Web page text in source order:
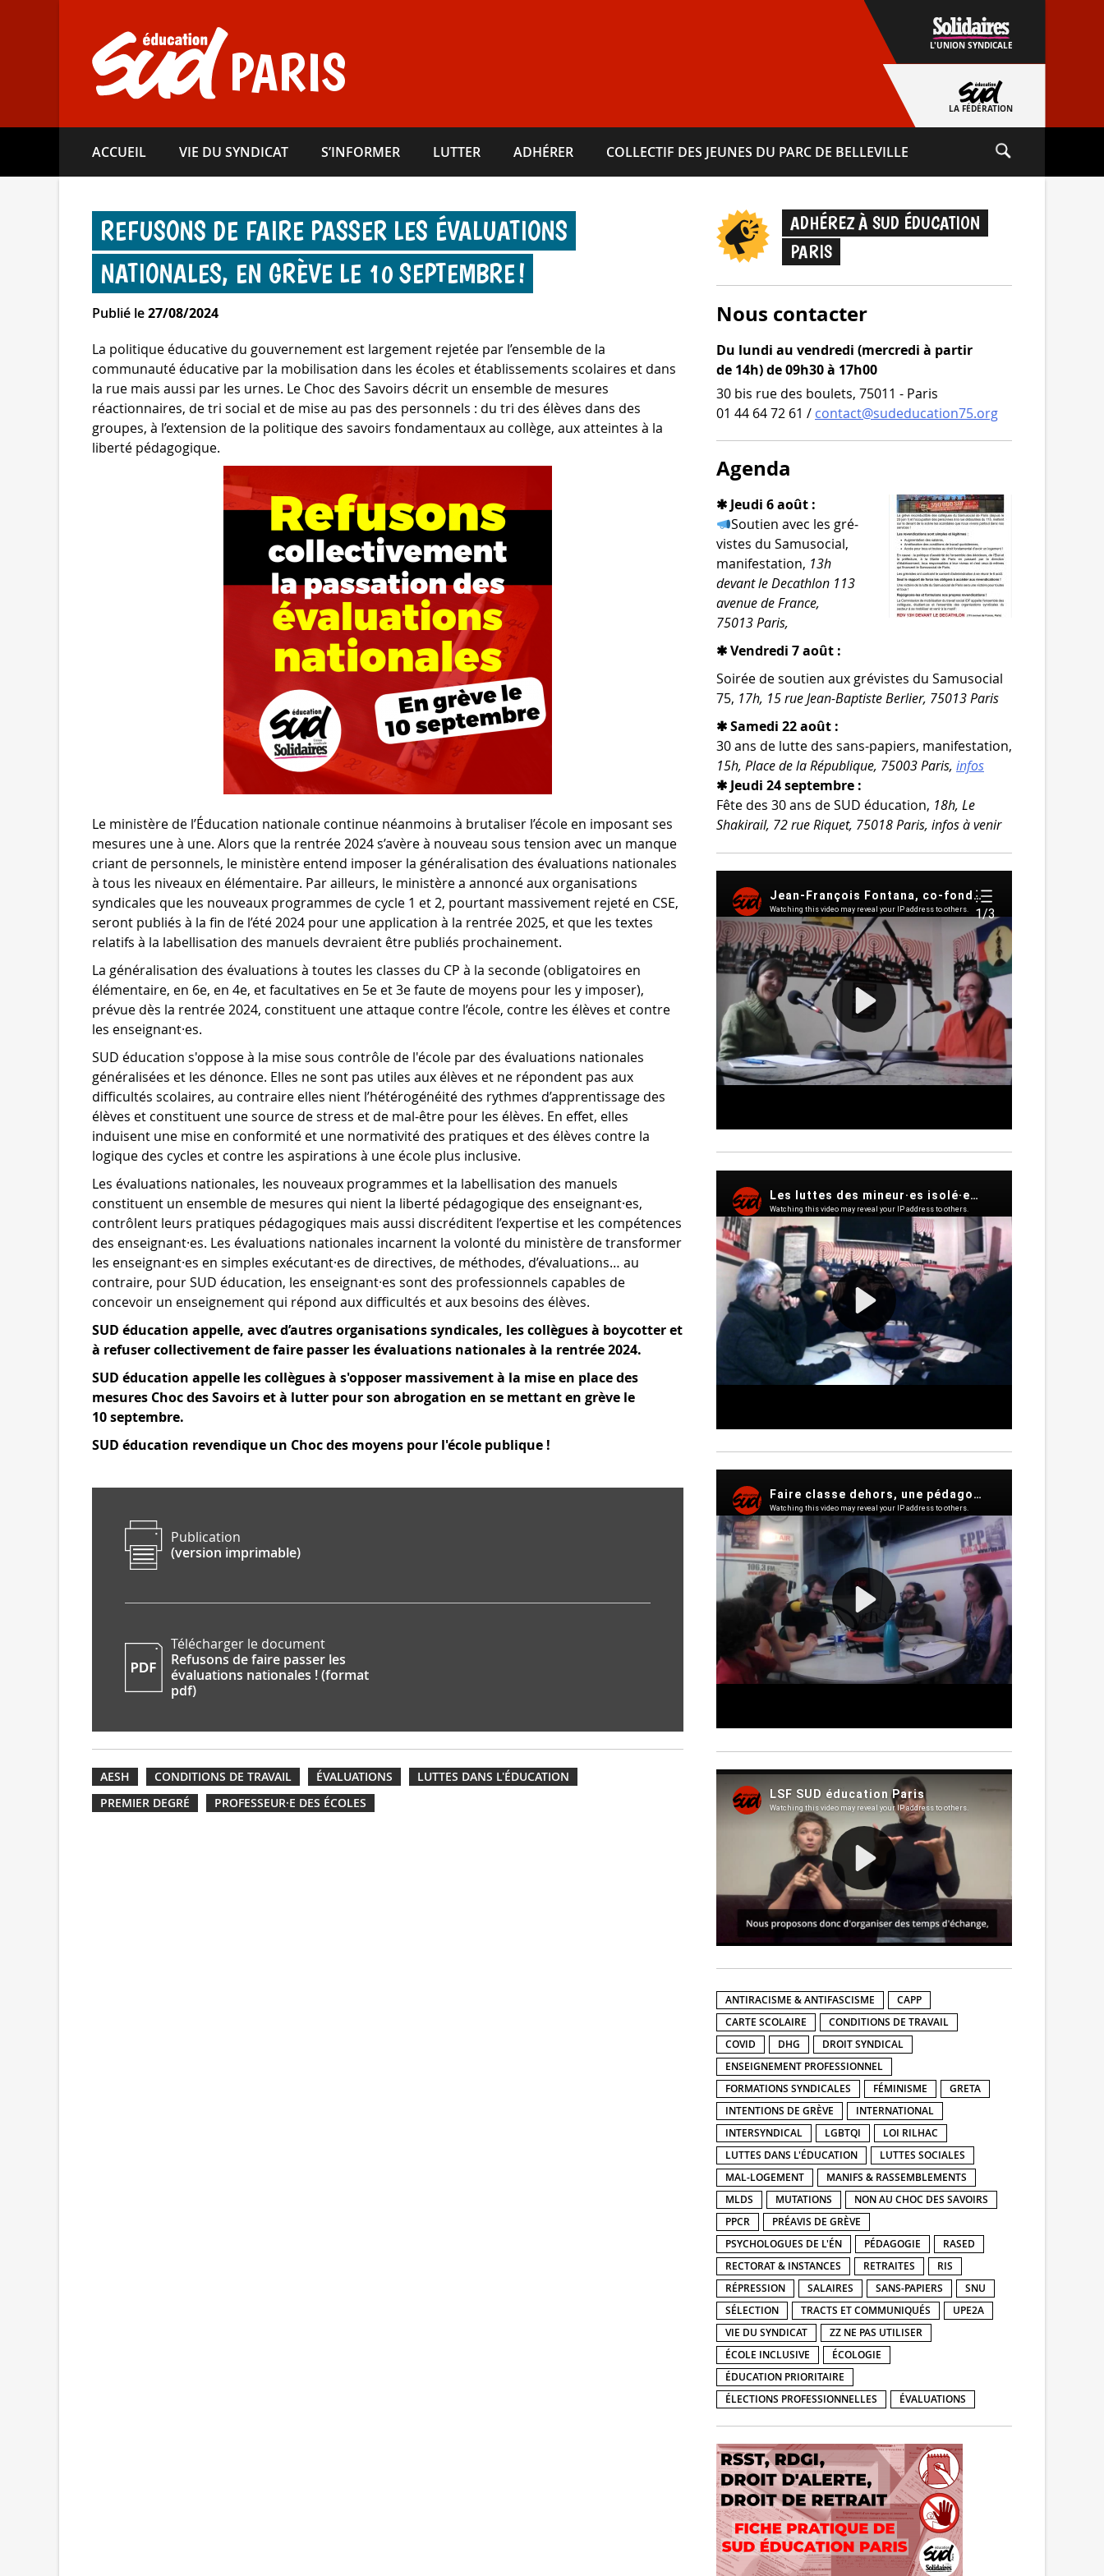
PARIS L'UNION SYNDICALE
LA FÉDÉRATION
ACCUEIL VIE DU SYNDICAT S’INFORMER LUTTER ADHÉRER COLLECTIF DES JEUNES DU PARC DE BELLEVILLE
REFUSONS DE FAIRE PASSER LES ÉVALUATIONS
NATIONALES, EN GRÈVE LE 10 SEPTEMBRE !
Publié le27/08/2024
La politique éducative du gouvernement est largement rejetée par l’ensemble de la
communauté éducative par la mobilisation dans les écoles et établissements scolaires et dans
la rue mais aussi par les urnes. Le Choc des Savoirs décrit un ensemble de mesures
réactionnaires, de tri social et de mise au pas des personnels : du tri des élèves dans des
groupes, à l’extension de la politique des savoirs fondamentaux au collège, aux atteintes à la
liberté pédagogique.
Le ministère de l’Éducation nationale continue néanmoins à brutaliser l’école en imposant ses
mesures une à une. Alors que la rentrée 2024 s’avère à nouveau sous tension avec un manque
criant de personnels, le ministère entend imposer la généralisation des évaluations nationales
à tous les niveaux en élémentaire. Par ailleurs, le ministère a annoncé aux organisations
syndicales que les nouveaux programmes de cycle 1 et 2, pourtant massivement rejeté en CSE,
seront publiés à la fin de l’été 2024 pour une application à la rentrée 2025, et que les textes
relatifs à la labellisation des manuels devraient être publiés prochainement.
La généralisation des évaluations à toutes les classes du CP à la seconde (obligatoires en
élémentaire, en 6e, en 4e, et facultatives en 5e et 3e faute de moyens pour les y imposer),
prévue dès la rentrée 2024, constituent une attaque contre l’école, contre les élèves et contre
les enseignant·es.
SUD éducation s'oppose à la mise sous contrôle de l'école par des évaluations nationales
généralisées et les dénonce. Elles ne sont pas utiles aux élèves et ne répondent pas aux
difficultés scolaires, au contraire elles nient l’hétérogénéité des rythmes d’apprentissage des
élèves et constituent une source de stress et de mal-être pour les élèves. En effet, elles
induisent une mise en conformité et une normativité des pratiques et des élèves contre la
logique des cycles et contre les aspirations à une école plus inclusive.
Les évaluations nationales, les nouveaux programmes et la labellisation des manuels
constituent un ensemble de mesures qui nient la liberté pédagogique des enseignant·es,
contrôlent leurs pratiques pédagogiques mais aussi discréditent l’expertise et les compétences
des enseignant·es. Les évaluations nationales incarnent la volonté du ministère de transformer
les enseignant·es en simples exécutant·es de directives, de méthodes, d’évaluations… au
contraire, pour SUD éducation, les enseignant·es sont des professionnels capables de
concevoir un enseignement qui répond aux difficultés et aux besoins des élèves.
SUD éducation appelle, avec d’autres organisations syndicales, les collègues à boycotter et
à refuser collectivement de faire passer les évaluations nationales à la rentrée 2024.
SUD éducation appelle les collègues à s'opposer massivement à la mise en place des
mesures Choc des Savoirs et à lutter pour son abrogation en se mettant en grève le
10 septembre.
SUD éducation revendique un Choc des moyens pour l'école publique !
Publication
(version imprimable)
Télécharger le document
Refusons de faire passer les
évaluations nationales ! (format
pdf)
AESH CONDITIONS DE TRAVAIL ÉVALUATIONS
LUTTES DANS L'ÉDUCATION
PREMIER DEGRÉ
PROFESSEUR·E DES ÉCOLES
ADHÉREZ À SUD ÉDUCATION
PARIS
Nous contacter
Du lundi au vendredi (mercredi à partir
de 14h) de 09h30 à 17h00
30 bis rue des boulets, 75011 - Paris
01 44 64 72 61 / contact@sudeducation75.org
Agenda
✱ Jeudi 6 août :
Soutien avec les gré­
vistes du Samusocial,
mani­fes­ta­tion, 13h
devant le Decathlon 113
ave­nue de France,
75013 Paris,
✱ Vendredi 7 août :
Soirée de sou­tien aux gré­vistes du Samusocial
75, 17h, 15 rue Jean-​Baptiste Berlier, 75013 Paris
✱ Samedi 22 août :
30 ans de lutte des sans-​papiers, mani­fes­ta­tion,
15h, Place de la République, 75003 Paris, infos
✱ Jeudi 24 septembre :
Fête des 30 ans de SUD édu­ca­tion, 18h, Le
Shakirail, 72 rue Riquet, 75018 Paris, infos à venir
ANTIRACISME & ANTIFASCISME
CAPP
CARTE SCOLAIRE
CONDITIONS DE TRAVAIL
COVID
DHG
DROIT SYNDICAL
ENSEIGNEMENT PROFESSIONNEL
FORMATIONS SYNDICALES
FÉMINISME
GRETA
INTENTIONS DE GRÈVE
INTERNATIONAL
INTERSYNDICAL
LGBTQI
LOI RILHAC
LUTTES DANS L'ÉDUCATION
LUTTES SOCIALES
MAL-LOGEMENT
MANIFS & RASSEMBLEMENTS
MLDS
MUTATIONS
NON AU CHOC DES SAVOIRS
PPCR
PRÉAVIS DE GRÈVE
PSYCHOLOGUES DE L'ÉN
PÉDAGOGIE
RASED
RECTORAT & INSTANCES
RETRAITES
RIS
RÉPRESSION
SALAIRES SANS-PAPIERS
SNU
SÉLECTION
TRACTS ET COMMUNIQUÉS
UPE2A
VIE DU SYNDICAT
ZZ NE PAS UTILISER
ÉCOLE INCLUSIVE
ÉCOLOGIE
ÉDUCATION PRIORITAIRE
ÉLECTIONS PROFESSIONNELLES
ÉVALUATIONS